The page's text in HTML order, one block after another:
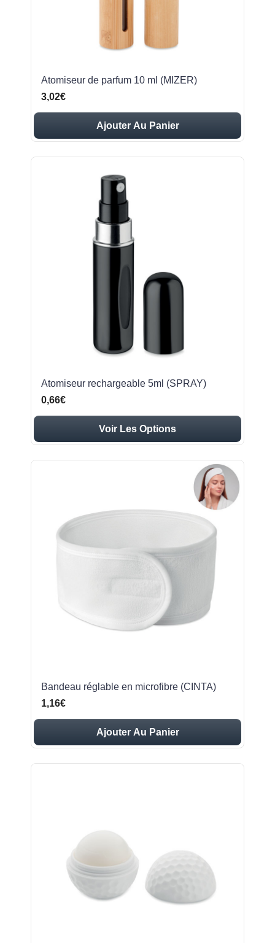
Atomiseur de parfum 10 ml (MIZER)
3,02€
Ajouter Au Panier
Atomiseur rechargeable 5ml (SPRAY)
0,66€
Voir Les Options
Bandeau réglable en microfibre (CINTA)
1,16€
Ajouter Au Panier